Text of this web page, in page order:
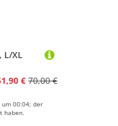
L/XL
€ 70,00 €
00:04; der
haben.